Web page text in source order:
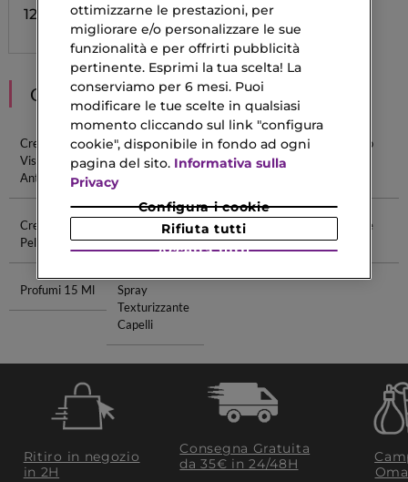
120,00 €
CONSIGLIATI PER TE
Crema Da
Viso
Antirughe
Crema Viso
Per Uomo
Crema Solare
Viso
Crema Viso
Crema Viso
Pelle Grassa
Total Eye
Rossetto
Shiseido
Detergente
Corpo
Profumi 15 Ml
Spray
Texturizzante
Capelli
Ritiro in negozio
in 2H
Consegna Gratuita
da 35€​ in 24/48H
ottimizzarne le prestazioni, per
migliorare e/o personalizzare le sue
funzionalità e per offrirti pubblicità
pertinente. Esprimi la tua scelta! La
conserviamo per 6 mesi. Puoi
modificare le tue scelte in qualsiasi
momento cliccando sul link "configura
cookie", disponibile in fondo ad ogni
pagina del sito. Informativa sulla
Privacy
Configura i cookie
Rifiuta tutti
Accetta tutti